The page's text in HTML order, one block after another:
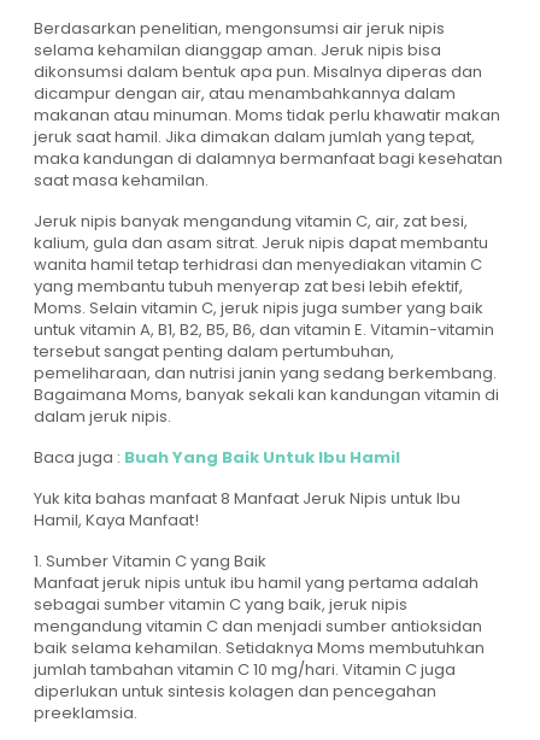
Berdasarkan penelitian, mengonsumsi air jeruk nipis
selama kehamilan dianggap aman. Jeruk nipis bisa
dikonsumsi dalam bentuk apa pun. Misalnya diperas dan
dicampur dengan air, atau menambahkannya dalam
makanan atau minuman. Moms tidak perlu khawatir makan
jeruk saat hamil. Jika dimakan dalam jumlah yang tepat,
maka kandungan di dalamnya bermanfaat bagi kesehatan
saat masa kehamilan.
Jeruk nipis banyak mengandung vitamin C, air, zat besi,
kalium, gula dan asam sitrat. Jeruk nipis dapat membantu
wanita hamil tetap terhidrasi dan menyediakan vitamin C
yang membantu tubuh menyerap zat besi lebih efektif,
Moms. Selain vitamin C, jeruk nipis juga sumber yang baik
untuk vitamin A, B1, B2, B5, B6, dan vitamin E. Vitamin-vitamin
tersebut sangat penting dalam pertumbuhan,
pemeliharaan, dan nutrisi janin yang sedang berkembang.
Bagaimana Moms, banyak sekali kan kandungan vitamin di
dalam jeruk nipis.
Baca juga : Buah Yang Baik Untuk Ibu Hamil
Yuk kita bahas manfaat 8 Manfaat Jeruk Nipis untuk Ibu
Hamil, Kaya Manfaat!
1. Sumber Vitamin C yang Baik
Manfaat jeruk nipis untuk ibu hamil yang pertama adalah
sebagai sumber vitamin C yang baik, jeruk nipis
mengandung vitamin C dan menjadi sumber antioksidan
baik selama kehamilan. Setidaknya Moms membutuhkan
jumlah tambahan vitamin C 10 mg/hari. Vitamin C juga
diperlukan untuk sintesis kolagen dan pencegahan
preeklamsia.